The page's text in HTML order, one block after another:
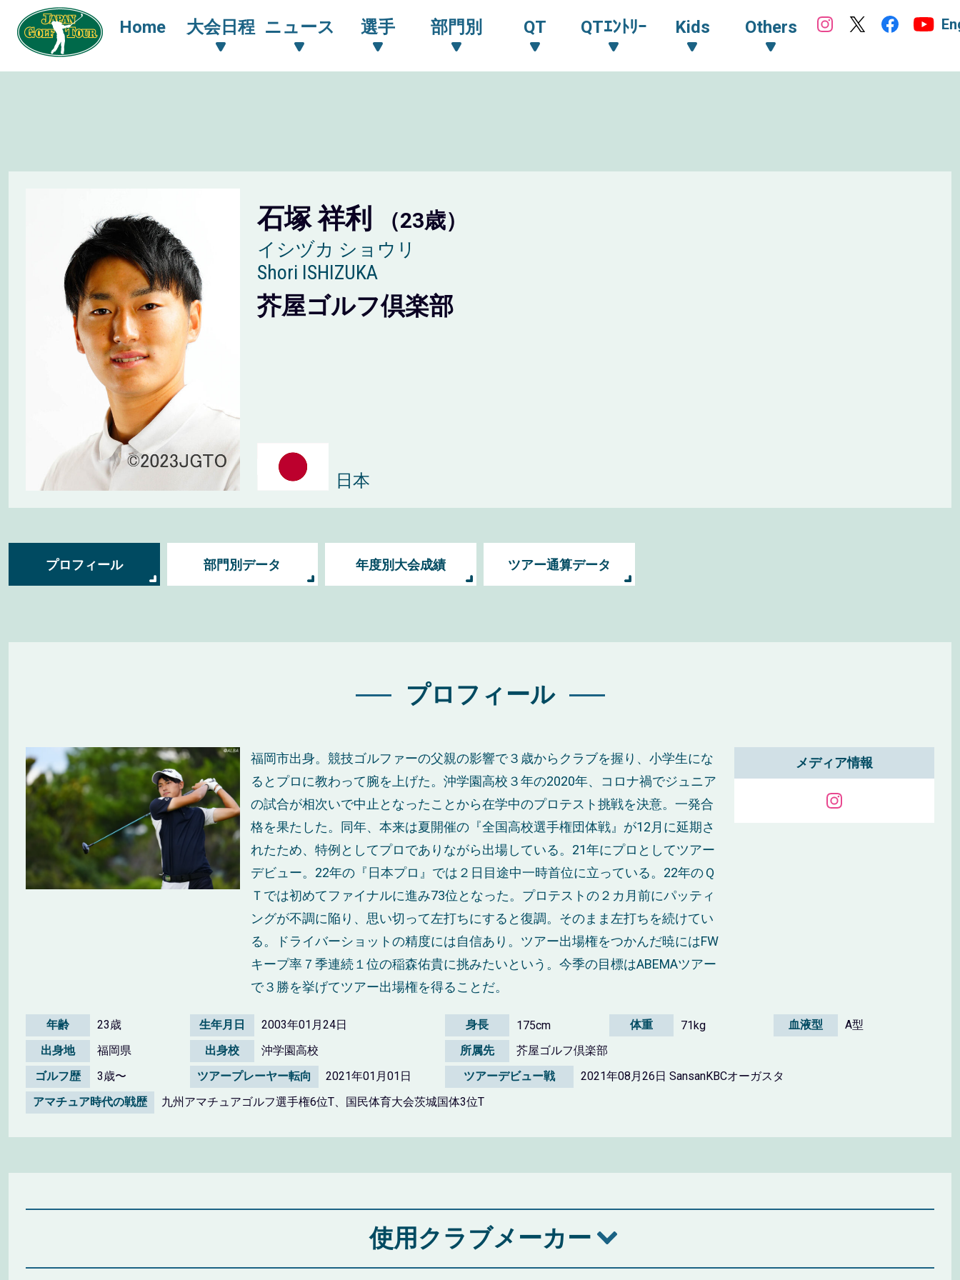
Home 大会日程 ニュース 選手 部門別 QT QTｴﾝﾄﾘｰ Kids Others
石塚 祥利 （23歳）
イシヅカ ショウリ
Shori ISHIZUKA
芥屋ゴルフ倶楽部
日本
プロフィール 部門別データ 年度別大会成績 ツアー通算データ
プロフィール
福岡市出身。競技ゴルファーの父親の影響で３歳からクラブを握り、小学生にな
るとプロに教わって腕を上げた。沖学園高校３年の2020年、コロナ禍でジュニア
の試合が相次いで中止となったことから在学中のプロテスト挑戦を決意。一発合
格を果たした。同年、本来は夏開催の『全国高校選手権団体戦』が12月に延期さ
れたため、特例としてプロでありながら出場している。21年にプロとしてツアー
デビュー。22年の『日本プロ』では２日目途中一時首位に立っている。22年のＱ
Ｔでは初めてファイナルに進み73位となった。プロテストの２カ月前にパッティ
ングが不調に陥り、思い切って左打ちにすると復調。そのまま左打ちを続けてい
る。ドライバーショットの精度には自信あり。ツアー出場権をつかんだ暁にはFW
キープ率７季連続１位の稲森佑貴に挑みたいという。今季の目標はABEMAツアー
で３勝を挙げてツアー出場権を得ることだ。
メディア情報
年齢 23歳 生年月日 2003年01月24日 身長 175cm 体重 71kg 血液型
A型
出身地
福岡県 出身校 沖学園高校 所属先
芥屋ゴルフ倶楽部
ゴルフ歴
3歳〜 ツアープレーヤー転向 2021年01月01日 ツアーデビュー戦
2021年08月26日 SansanKBCオーガスタ
アマチュア時代の戦歴
九州アマチュアゴルフ選手権6位T、国民体育大会茨城国体3位T
使用クラブメーカー